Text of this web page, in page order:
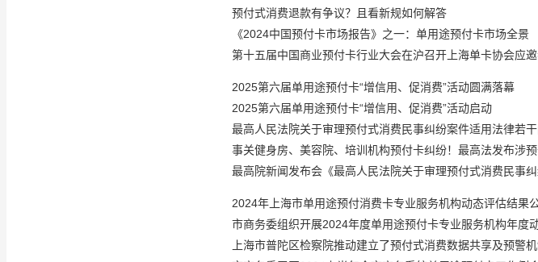
预付式消费退款有争议？且看新规如何解答
《2024中国预付卡市场报告》之一：单用途预付卡市场全景
第十五届中国商业预付卡行业大会在沪召开上海单卡协会应
2025第六届单用途预付卡“增信用、促消费”活动圆满落幕
2025第六届单用途预付卡“增信用、促消费”活动启动
最高人民法院关于审理预付式消费民事纠纷案件适用法律若
事关健身房、美容院、培训机构预付卡纠纷！最高法发布涉
最高院新闻发布会《最高人民法院关于审理预付式消费民事
2024年上海市单用途预付消费卡专业服务机构动态评估结果
市商务委组织开展2024年度单用途预付卡专业服务机构年度
上海市普陀区检察院推动建立了预付式消费数据共享及预警机